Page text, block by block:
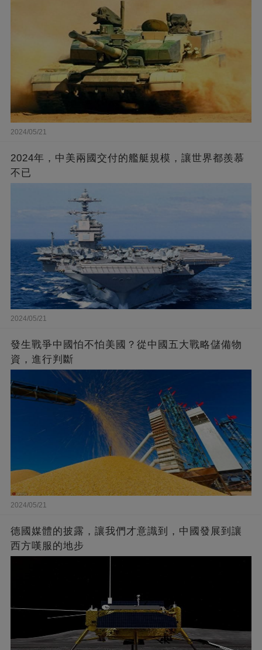
2024/05/21
2024年，中美兩國交付的艦艇規模，讓世界都羨慕
不已
2024/05/21
發生戰爭中國怕不怕美國？從中國五大戰略儲備物
資，進行判斷
2024/05/21
德國媒體的披露，讓我們才意識到，中國發展到讓
西方嘆服的地步